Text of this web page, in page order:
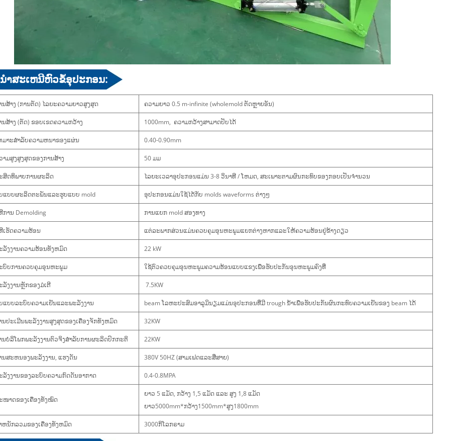
າ​ສະ​ເຫນີ​ຫົວ​ຂໍ້​ອຸ​ປະ​ກອນ​:
ນສ້າງ (ການຕັດ) ໄລຍະຄວາມຍາວສູງສຸດ ຄວາມຍາວ 0.5 m-infinite (wholemold ຕັດຫຼາຍອັນ)
ນສ້າງ (ຕັດ) ຂອບເຂດຄວາມກວ້າງ 1000mm, ຄວາມກວ້າງສາມາດປັບໄດ້
ມາະສໍາລັບຄວາມຫນາຂອງແຜ່ນ 0.40-0.90mm
າມສູງສູງສຸດຂອງການສ້າງ 50 ມມ
ສິດທິພາບການຜະລິດ ໄລຍະເວລາອຸປະກອນແມ່ນ 3-8 ວິນາທີ / ໂຫມດ, ສະເພາະຕາມຜົນກະທົບຂອງກອບເປັນຈໍານວນ
ແບບຜະລິດຕະພັນແລະຮູບແບບ mold ອຸປະກອນແມ່ນໃຊ້ໄດ້ກັບ molds waveforms ຕ່າງໆ
ການ Demolding ການແຍກ mold ສອງທາງ
ເຮັດຄວາມຮ້ອນ ແຕ່ລະພາກສ່ວນແມ່ນຄວບຄຸມອຸນຫະພູມແຍກຕ່າງຫາກແລະໃຫ້ຄວາມຮ້ອນຢູ່ຂ້າງດຽວ
ລັງງານຄວາມຮ້ອນທັງຫມົດ 22 kW
ບົບ​ການ​ຄວບ​ຄຸມ​ອຸນ​ຫະ​ພູມ​ ໃຊ້ຕົວຄວບຄຸມອຸນຫະພູມຄວາມຮ້ອນແບບແຂງເພື່ອຮັບປະກັນອຸນຫະພູມຄົງທີ່
ລັງງານຫຼັກຂອງມໍເຕີ 7.5KW
ແບບລະບົບຄວາມເຢັນແລະພະລັງງານ beam ໂລຫະປະສົມອາລູມິນຽມແມ່ນອຸປະກອນທີ່ມີ trough ນ້ໍາເພື່ອຮັບປະກັນຜົນກະທົບຄວາມເຢັນຂອງ beam ໄດ້
ນປະເມີນພະລັງງານສູງສຸດຂອງເຄື່ອງຈັກທັງຫມົດ 32KW
ນບໍລິໂພກພະລັງງານຕົວຈິງສໍາລັບການຜະລິດປົກກະຕິ 22KW
ນສະຫນອງພະລັງງານ, ແຮງດັນ 380V 50HZ (ສາມເຟດແລະສີ່ສາຍ)
ລັງງານຂອງລະບົບຄວາມກົດດັນອາກາດ 0.4-0.8MPA
ໜາດຂອງເຄື່ອງທັງໝົດ
ຍາວ 5 ແມັດ, ກວ້າງ 1,5 ແມັດ ແລະ ສູງ 1,8 ແມັດ
ຍາວ5000mm*ກວ້າງ1500mm*ສູງ1800mm
ຫນັກລວມຂອງເຄື່ອງທັງຫມົດ 3000ກິ​ໂລກ​ຣາມ